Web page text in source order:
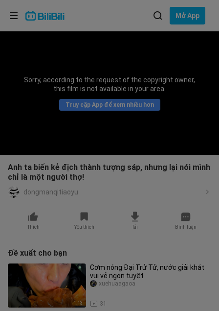
Mở App
Sorry, according to the request of the copyright owner,
this film is not available in your area.
Truy cập App để xem nhiều hơn
Anh ta biến kẻ địch thành tượng sáp, nhưng lại nói mình
chỉ là một người thợ!
dongmanqitiaoyu
Thích Yêu thích Tải Bình luận
Đề xuất cho bạn
1:13
Cơm nóng Đại Trử Tử, nước giải khát
vui vẻ ngon tuyệt
31
xuehuaagaoa
Lựa chọn ngôn ngữ
Bahasa Indonesia